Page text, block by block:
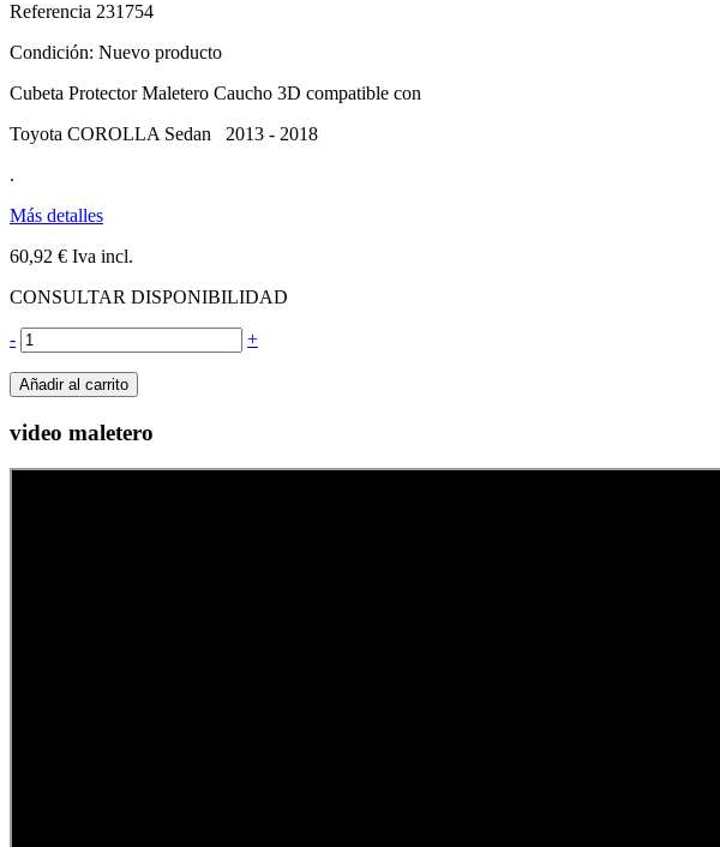
Referencia 231754
Condición: Nuevo producto
Cubeta Protector Maletero Caucho 3D compatible con
Toyota COROLLA Sedan 2013 - 2018
.
Más detalles
60,92 € Iva incl.
CONSULTAR DISPONIBILIDAD
- +
Añadir al carrito
video maletero